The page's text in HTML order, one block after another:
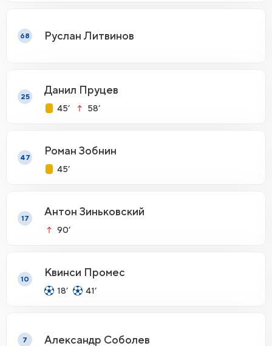
68 Руслан Литвинов
25
Данил Пруцев
45’ 58’
47
Роман Зобнин
45’
17
Антон Зиньковский
90’
10
Квинси Промес
18’ 41’
7 Александр Соболев